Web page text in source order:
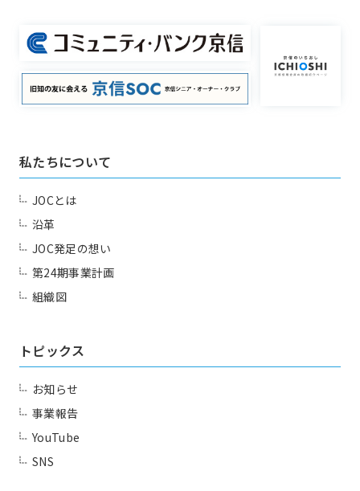
洛中部会
壬生部会
長岡部会
口丹部会
大阪部会
嵯峨野部会
洛南部会
本部幹事団
プロジェクトリーダー
委員会 Committee
一覧を見る
例会委員会
一覧を見る
アグリベンチャー
JOC ビジネススクール
同好会
私たちについて
JOCとは
沿革
JOC発足の想い
第24期事業計画
組織図
トピックス
お知らせ
事業報告
YouTube
SNS